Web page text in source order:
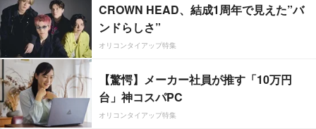
CROWN HEAD、結成1周年で見えた”バ
ンドらしさ”
オリコンタイアップ特集
【驚愕】メーカー社員が推す「10万円
台」神コスパPC
オリコンタイアップ特集